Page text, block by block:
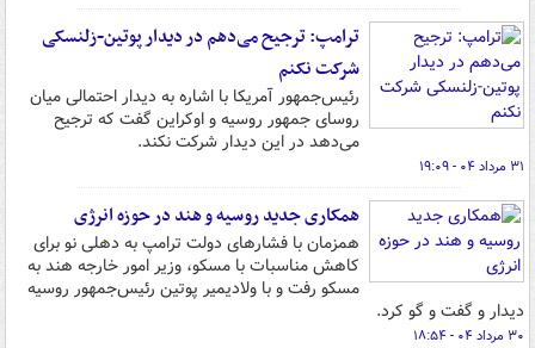
ترامپ: ترجیح می‌دهم در دیدار پوتین-زلنسکی
شرکت نکنم
رئیس‌جمهور آمریکا با اشاره به دیدار احتمالی میان
روسای جمهور روسیه و اوکراین گفت که ترجیح
می‌دهد در این دیدار شرکت نکند.
۳۱ مرداد ۰۴ - ۱۹:۰۹
همکاری‌ جدید روسیه و هند در حوزه انرژی
همزمان با فشارهای دولت ترامپ به دهلی نو برای
کاهش مناسبات با مسکو، وزیر امور خارجه هند به
مسکو رفت و با ولادیمیر پوتین رئیس‌جمهور روسیه
دیدار و گفت و گو کرد.
۳۰ مرداد ۰۴ - ۱۸:۵۴